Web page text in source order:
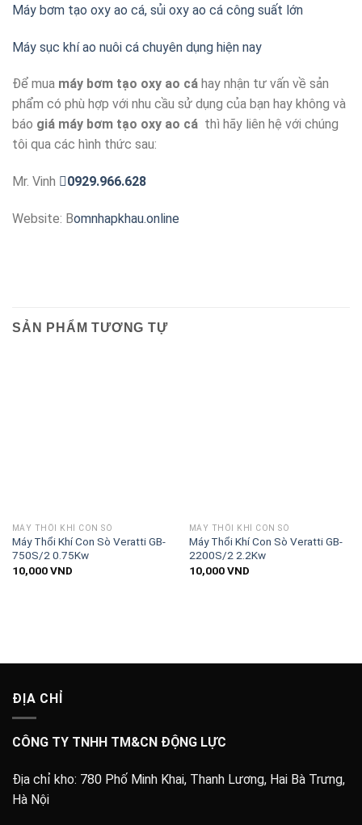
Máy bơm tạo oxy ao cá, sủi oxy ao cá công suất lớn
Máy sục khí ao nuôi cá chuyên dụng hiện nay
Để mua máy bơm tạo oxy ao cá hay nhận tư vấn về sản
phẩm có phù hợp với nhu cầu sử dụng của bạn hay không và
báo giá máy bơm tạo oxy ao cá thì hãy liên hệ với chúng
tôi qua các hình thức sau:
Mr. Vinh 0929.966.628
Website: Bomnhapkhau.online
SẢN PHẨM TƯƠNG TỰ
MÁY THỔI KHÍ CON SÒ
Máy Thổi Khí Con Sò Veratti GB-
750S/2 0.75Kw
10,000VND
MÁY THỔI KHÍ CON SÒ
Máy Thổi Khí Con Sò Veratti GB-
2200S/2 2.2Kw
10,000VND
ĐỊA CHỈ
CÔNG TY TNHH TM&CN ĐỘNG LỰC
Địa chỉ kho: 780 Phố Minh Khai, Thanh Lương, Hai Bà Trưng,
Hà Nội